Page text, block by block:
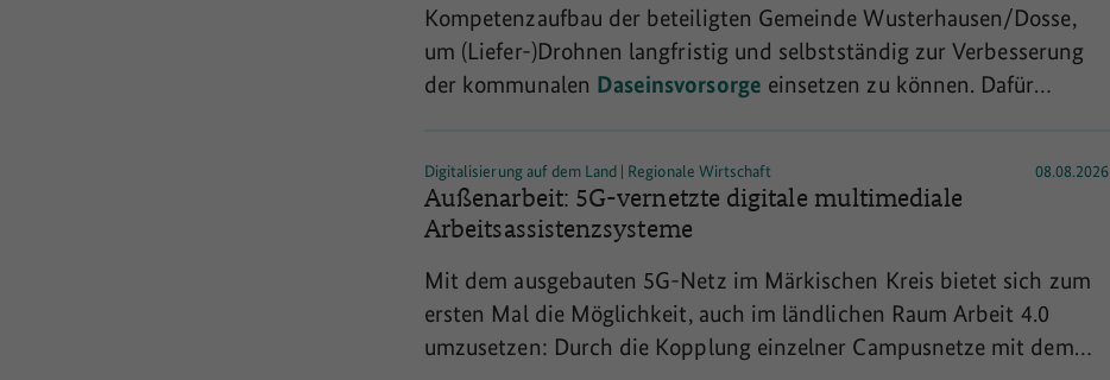
Kompetenzaufbau der beteiligten Gemeinde Wusterhausen/Dosse,
um (Liefer-)Drohnen langfristig und selbstständig zur Verbesserung
der kommunalen Daseinsvorsorge einsetzen zu können. Dafür
Digitalisierung auf dem Land | Regionale Wirtschaft 08.08.2026
Außenarbeit: 5G-vernetzte digitale multimediale
Arbeitsassistenzsysteme
Mit dem ausgebauten 5G-Netz im Märkischen Kreis bietet sich zum
ersten Mal die Möglichkeit, auch im ländlichen Raum Arbeit 4.0
umzusetzen: Durch die Kopplung einzelner Campusnetze mit dem